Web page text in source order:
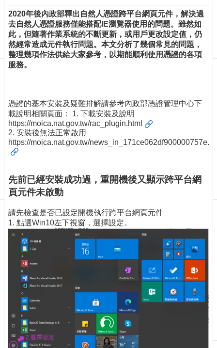
中
首
頁
聯
絡
資
訊
取
消
網
站
導
覽
最
新
消
關
於
校
務
服
2020年後內政部釋出自然人憑證跨平台網頁元件，解決過
去自然人憑證服務僅能搭配IE瀏覽器使用的問題。雖然如
此，但隨著作業系統的不斷更新，或用戶更改設定值，仍
然經常造成元件執行問題。本文分析了幾個常見的問題，
整理幾項作法供給大家參考，以期能順利使用憑證的各項
服務。
憑證的基本安裝及疑難排解請參考內政部憑證管理中心下
載說明相關頁面： 1. 下載安裝及說明
https://moica.nat.gov.tw/rac_plugin.html
2. 安裝後無法正常啟用
https://moica.nat.gov.tw/
先前已經安裝成功過，重開機後又顯示跨平台網
頁元件未啟動
請先檢查是否已設定開機執行跨平台網頁元件
1. 點選Win10左下視窗，選擇設定。